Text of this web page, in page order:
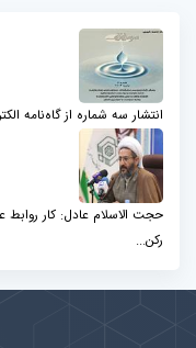
انتشار سه شماره از گاه‌نامه
حجت الاسلام عادل: کار
رکن...